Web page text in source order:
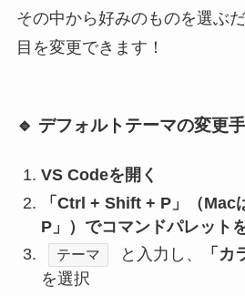
その中から好みのものを選ぶ
目を変更できます！
🔹 デフォルトテーマの変更
VS Codeを開く
「Ctrl + Shift + P」（
P」）でコマンドパレット
テーマ と入力し、
「カ
を選択